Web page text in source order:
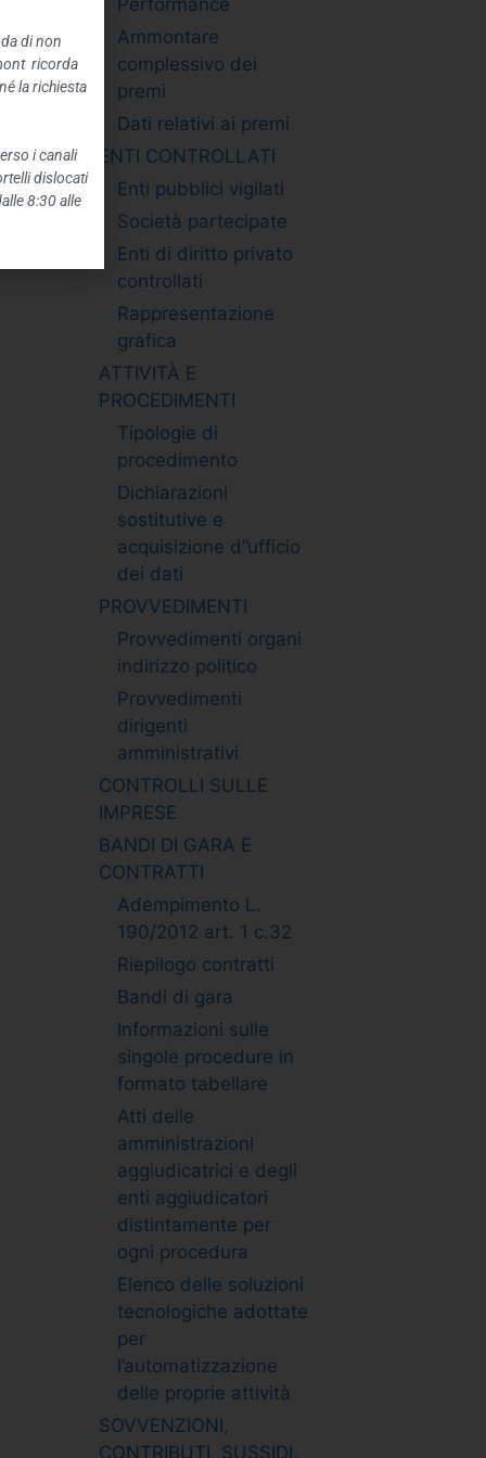
Ammontare
complessivo dei
premi
Dati relativi ai premi
ENTI CONTROLLATI
Enti pubblici vigilati
Società partecipate
Enti di diritto privato
controllati
Rappresentazione
grafica
ATTIVITÀ E
PROCEDIMENTI
Tipologie di
procedimento
Dichiarazioni
sostitutive e
acquisizione d”ufficio
dei dati
PROVVEDIMENTI
Provvedimenti organi
indirizzo politico
Provvedimenti
dirigenti
amministrativi
CONTROLLI SULLE
IMPRESE
BANDI DI GARA E
CONTRATTI
Adempimento L.
190/2012 art. 1 c.32
Riepilogo contratti
Bandi di gara
Informazioni sulle
singole procedure in
formato tabellare
Atti delle
amministrazioni
aggiudicatrici e degli
enti aggiudicatori
distintamente per
ogni procedura
Elenco delle soluzioni
tecnologiche adottate
per
l’automatizzazione
delle proprie attività
SOVVENZIONI,
CONTRIBUTI, SUSSIDI,
di non
ricorda
la richiesta
i canali
dislocati
8:30 alle